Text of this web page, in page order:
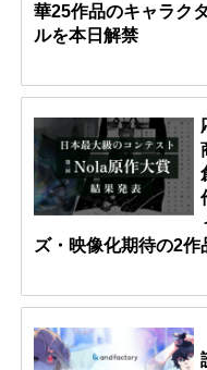
華25作品のキャラク
ルを本日解禁
ズ・映像化期待の2作